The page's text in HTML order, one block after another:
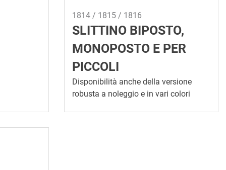
1814 / 1815 / 1816
SLITTINO BIPOSTO,
MONOPOSTO E PER
PICCOLI
Disponibilità anche della versione
robusta a noleggio e in vari colori